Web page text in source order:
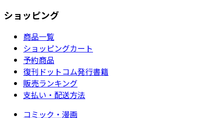
ショッピング
商品一覧
ショッピングカート
予約商品
復刊ドットコム発行書籍
販売ランキング
支払い・配送方法
コミック・漫画